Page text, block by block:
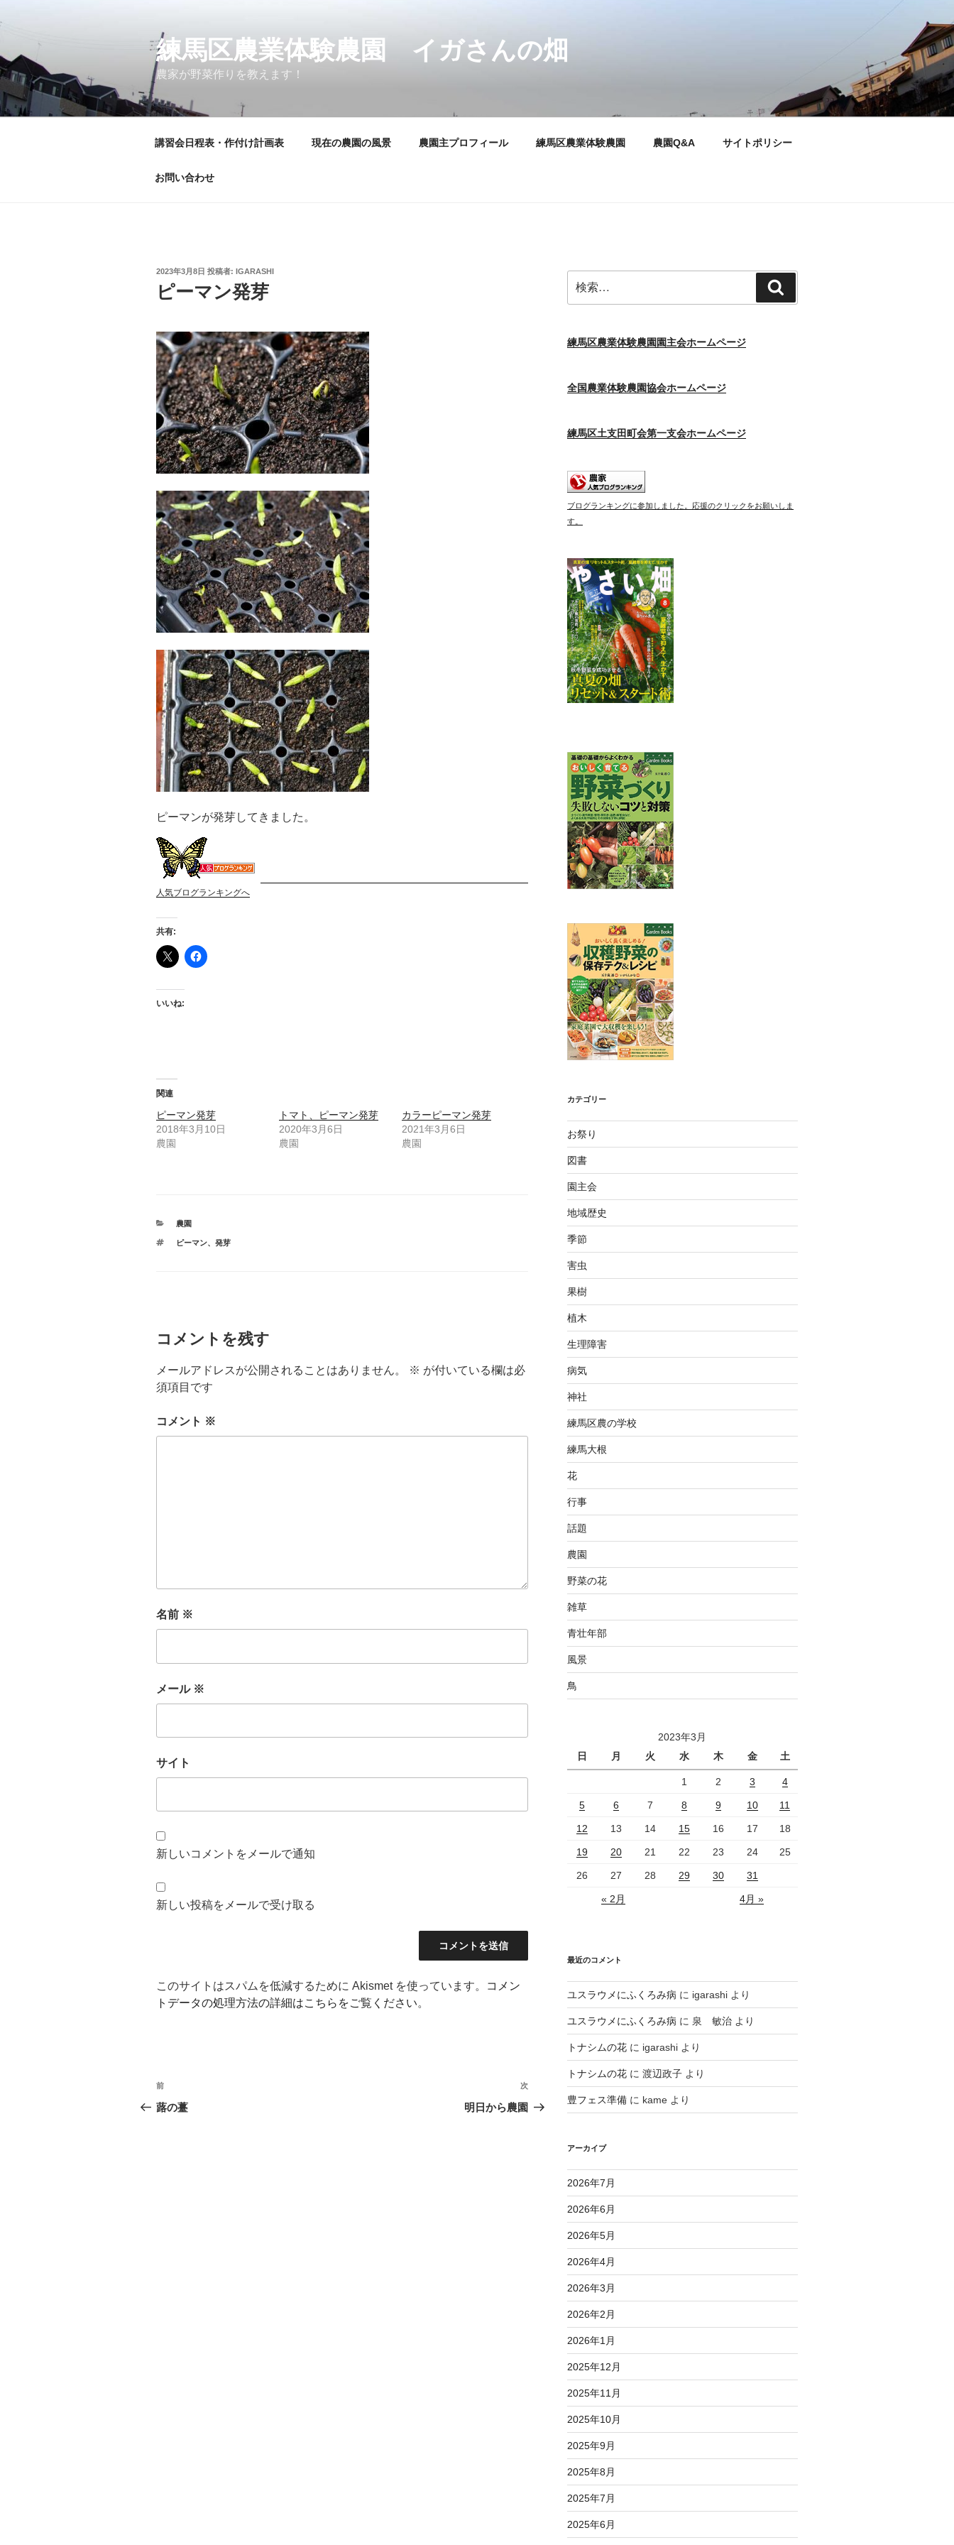
ン
ン
ツ
へ
ス
練馬区農業体験農園 イガさんの畑
農家が野菜作りを教えます！
講習会日程表・作付け計画表 現在の農園の風景 農園主プロフィール 練馬区農業体験農園 農園Q&A サイトポリシー
お問い合わせ
投
日:
2023年3月8日 投稿者: IGARASHI
ピーマン発芽
ピーマンが発芽してきました。
人気ブログランキングへ
共有:
いいね:
関連
ピーマン発芽
2018年3月10日
農園
トマト、ピーマン発芽
2020年3月6日
農園
カラーピーマン発芽
2021年3月6日
農園
カ
ゴ
農園
タ
ピーマン、 発芽
コメントを残す
メールアドレスが公開されることはありません。 ※ が付いている欄は必
須項目です
コメント ※
名前 ※
メール ※
サイト
新しいコメントをメールで通知
新しい投稿をメールで受け取る
このサイトはスパムを低減するために Akismet を使っています。
コメン
トデータの処理方法の詳細はこちらをご覧ください。
投
稿
前
の
前
蕗の薹
次
の
次
明日から農園
索:
索
練馬区農業体験農園園主会ホームページ
全国農業体験農園協会ホームページ
練馬区土支田町会第一支会ホームページ
ブログランキングに参加しました。応援のクリックをお願いしま
す。
カテゴリー
お祭り
図書
園主会
地域歴史
季節
害虫
果樹
植木
生理障害
病気
神社
練馬区農の学校
練馬大根
花
行事
話題
農園
野菜の花
雑草
青壮年部
風景
鳥
2023年3月
日
月 火 水 木 金 土
1 2 3 4
5 6 7 8 9 10 11
12 13 14 15 16 17 18
19 20 21 22 23 24 25
26 27 28 29 30 31
« 2月 4月 »
最近のコメント
ユスラウメにふくろみ病 に igarashiより
ユスラウメにふくろみ病 に 泉 敏治より
トナシムの花に igarashiより
トナシムの花に 渡辺政子より
豊フェス準備に kameより
アーカイブ
2026年7月
2026年6月
2026年5月
2026年4月
2026年3月
2026年2月
2026年1月
2025年12月
2025年11月
2025年10月
2025年9月
2025年8月
2025年7月
2025年6月